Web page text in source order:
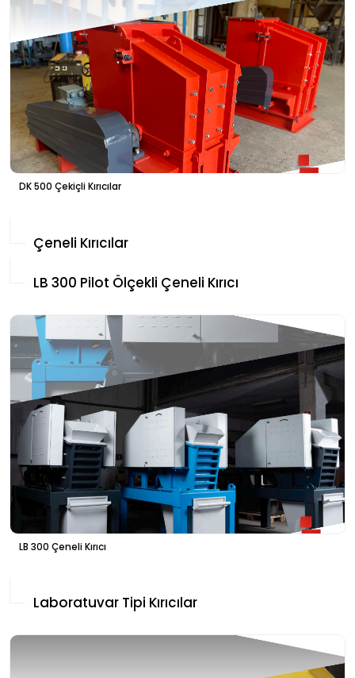
DK 500 Çekiçli Kırıcılar
Çeneli Kırıcılar
LB 300 Pilot Ölçekli Çeneli Kırıcı
LB 300 Çeneli Kırıcı
Laboratuvar Tipi Kırıcılar